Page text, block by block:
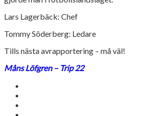
Lars Lagerbäck: Chef
Tommy Söderberg: Ledare
Tills nästa avrapportering – må väl!
Måns Löfgren – Trip 22